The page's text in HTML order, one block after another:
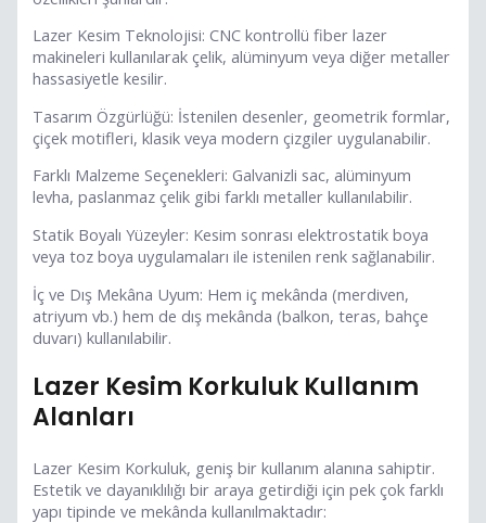
Lazer Kesim Teknolojisi: CNC kontrollü fiber lazer
makineleri kullanılarak çelik, alüminyum veya diğer metaller
hassasiyetle kesilir.
Tasarım Özgürlüğü: İstenilen desenler, geometrik formlar,
çiçek motifleri, klasik veya modern çizgiler uygulanabilir.
Farklı Malzeme Seçenekleri: Galvanizli sac, alüminyum
levha, paslanmaz çelik gibi farklı metaller kullanılabilir.
Statik Boyalı Yüzeyler: Kesim sonrası elektrostatik boya
veya toz boya uygulamaları ile istenilen renk sağlanabilir.
İç ve Dış Mekâna Uyum: Hem iç mekânda (merdiven,
atriyum vb.) hem de dış mekânda (balkon, teras, bahçe
duvarı) kullanılabilir.
Lazer Kesim Korkuluk Kullanım
Alanları
Lazer Kesim Korkuluk, geniş bir kullanım alanına sahiptir.
Estetik ve dayanıklılığı bir araya getirdiği için pek çok farklı
yapı tipinde ve mekânda kullanılmaktadır: